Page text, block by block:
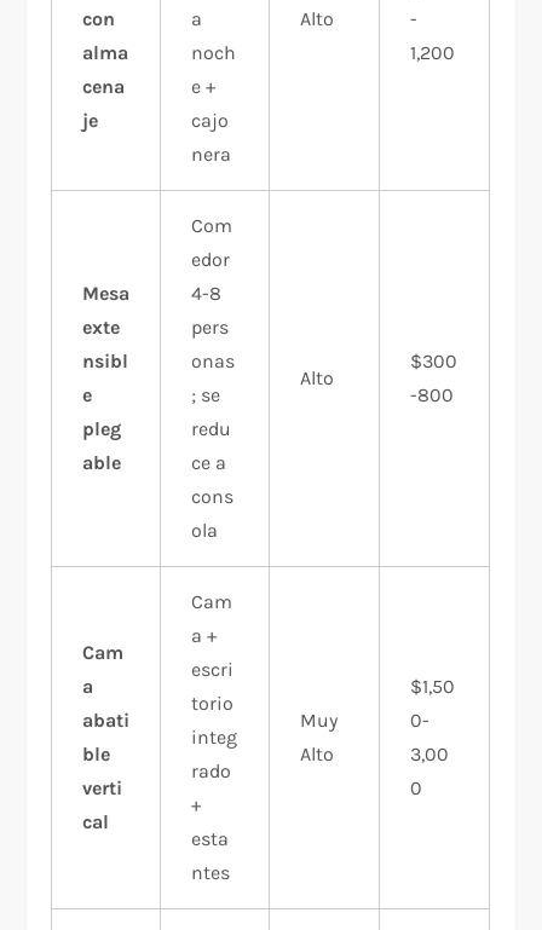
con
alma
cena
je
a
noch
e +
cajo
nera
Alto
-
1,200
Mesa
exte
nsibl
e
pleg
able
Com
edor
4-8
pers
onas
; se
redu
ce a
cons
ola
Alto
$300
-800
Cam
a
abati
ble
verti
cal
Cam
a +
escri
torio
integ
rado
+
esta
ntes
Muy
Alto
$1,50
0-
3,00
0